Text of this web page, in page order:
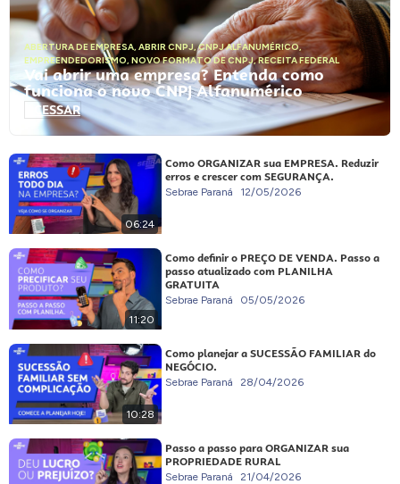
ABERTURA DE EMPRESA, ABRIR CNPJ,CNPJ ALFANUMÉRICO,
EMPREENDEDORISMO, NOVO FORMATO DE CNPJ,RECEITA FEDERAL
Vai abrir uma empresa? Entenda como
funciona o novo CNPJ Alfanumérico
ACESSAR
06:24
Como ORGANIZAR sua EMPRESA. Reduzir
erros e crescer com SEGURANÇA.
Sebrae Paraná 12/05/2026
11:20
Como definir o PREÇO DE VENDA. Passo a
passo atualizado com PLANILHA
GRATUITA
Sebrae Paraná 05/05/2026
10:28
Como planejar a SUCESSÃO FAMILIAR do
NEGÓCIO.
Sebrae Paraná 28/04/2026
Passo a passo para ORGANIZAR sua
PROPRIEDADE RURAL
Sebrae Paraná 21/04/2026